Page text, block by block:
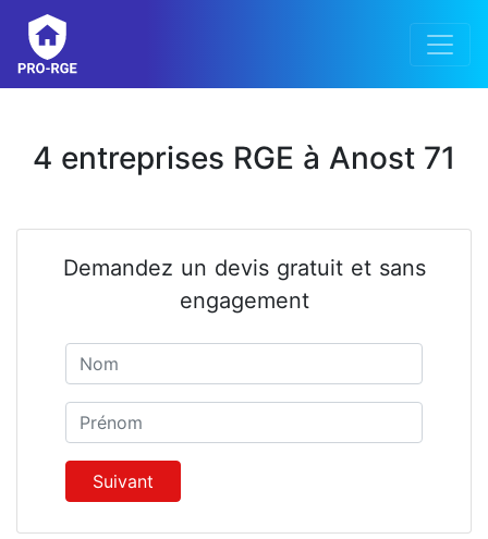
4 entreprises RGE à Anost 71
Demandez un devis gratuit et sans
engagement
Prénom
Suivant